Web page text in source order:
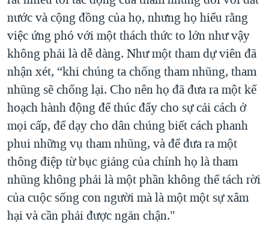
nước và cộng đồng của họ, nhưng họ hiểu rằng
việc ứng phó với một thách thức to lớn như vậy
không phải là dễ dàng. Như một tham dự viên đã
nhận xét, “khi chúng ta chống tham nhũng, tham
nhũng sẽ chống lại. Cho nên họ đã đưa ra một kế
hoạch hành động để thúc đẩy cho sự cải cách ở
mọi cấp, để dạy cho dân chúng biết cách phanh
phui những vụ tham nhũng, và để đưa ra một
thông điệp từ bục giảng của chính họ là tham
nhũng không phải là một phần không thể tách rời
của cuộc sống con người mà là một một sự xâm
hại và cần phải được ngăn chận."